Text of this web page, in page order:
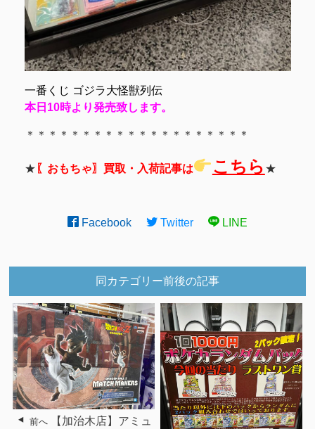
一番くじ ゴジラ大怪獣列伝
本日10時より発売致します。
＊＊＊＊＊＊＊＊＊＊＊＊＊＊＊＊＊＊＊＊
★ 〖おもちゃ〗買取・入荷記事は こちら ★
Facebook Twitter LINE
同カテゴリー前後の記事
前へ
【加治木店】アミュ